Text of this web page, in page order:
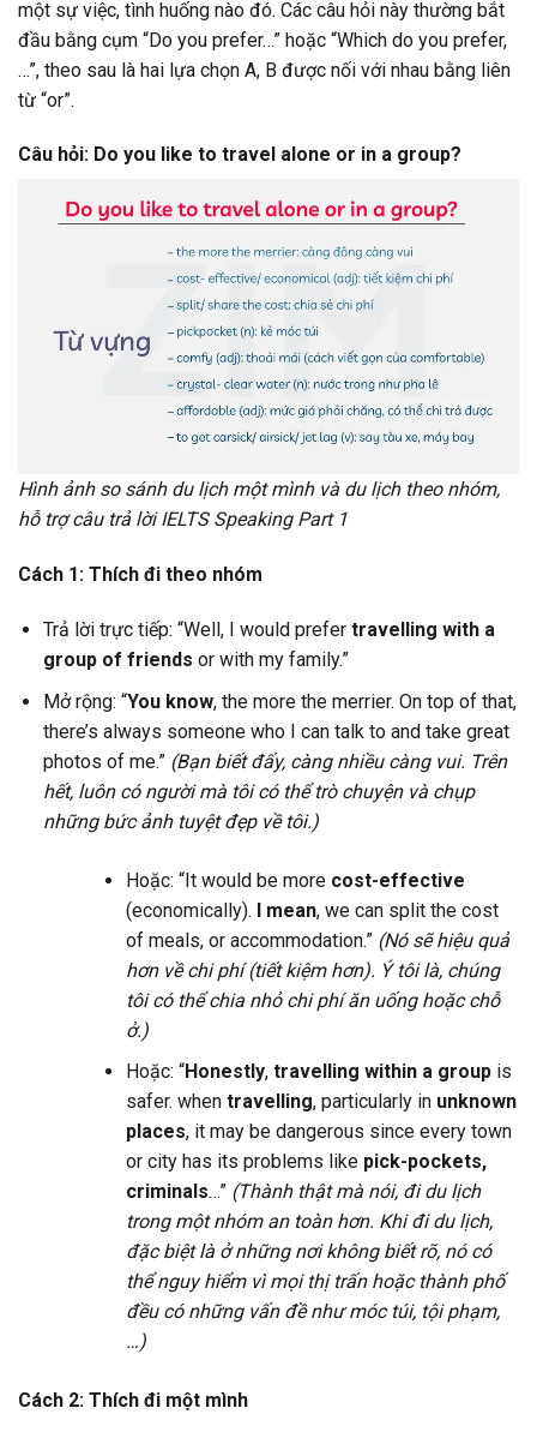
một sự việc, tình huống nào đó. Các câu hỏi này thường bắt
đầu bằng cụm “Do you prefer…” hoặc “Which do you prefer,
…”, theo sau là hai lựa chọn A, B được nối với nhau bằng liên
từ “or”.
Câu hỏi: Do you like to travel alone or in a group?
Hình ảnh so sánh du lịch một mình và du lịch theo nhóm,
hỗ trợ câu trả lời IELTS Speaking Part 1
Cách 1: Thích đi theo nhóm
Trả lời trực tiếp: “Well, I would prefer travelling with a
group of friends or with my family.”
Mở rộng: “You know, the more the merrier. On top of that,
there’s always someone who I can talk to and take great
photos of me.” (Bạn biết đấy, càng nhiều càng vui. Trên
hết, luôn có người mà tôi có thể trò chuyện và chụp
những bức ảnh tuyệt đẹp về tôi.)
Hoặc: “It would be more cost-effective
(economically). I mean, we can split the cost
of meals, or accommodation.” (Nó sẽ hiệu quả
hơn về chi phí (tiết kiệm hơn). Ý tôi là, chúng
tôi có thể chia nhỏ chi phí ăn uống hoặc chỗ
ở.)
Hoặc: “Honestly, travelling within a groupis
safer. when travelling, particularly in unknown
places, it may be dangerous since every town
or city has its problems like pick-pockets,
criminals…” (Thành thật mà nói, đi du lịch
trong một nhóm an toàn hơn. Khi đi du lịch,
đặc biệt là ở những nơi không biết rõ, nó có
thể nguy hiểm vì mọi thị trấn hoặc thành phố
đều có những vấn đề như móc túi, tội phạm,
…)
Cách 2: Thích đi một mình